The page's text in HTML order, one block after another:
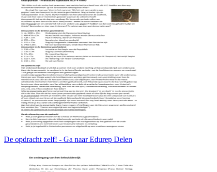
De opdracht zelf! - Ga naar Edurep Delen